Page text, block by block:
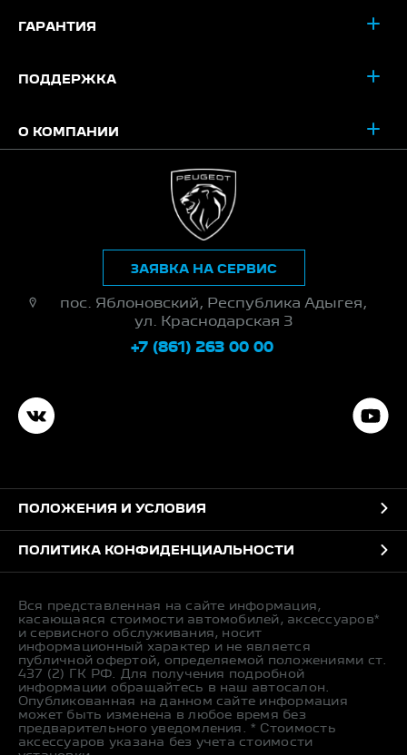
ГАРАНТИЯ
ПОДДЕРЖКА
О КОМПАНИИ
пос. Яблоновский, Республика Адыгея,
ул. Краснодарская 3
+7 (861) 263 00 00
ЗАЯВКА НА СЕРВИС
ПОЛОЖЕНИЯ И УСЛОВИЯ
ПОЛИТИКА КОНФИДЕНЦИАЛЬНОСТИ
Вся представленная на сайте информация,
касающаяся стоимости автомобилей, аксессуаров*
и сервисного обслуживания, носит
информационный характер и не является
публичной офертой, определяемой положениями ст.
437 (2) ГК РФ. Для получения подробной
информации обращайтесь в наш автосалон.
Опубликованная на данном сайте информация
может быть изменена в любое время без
предварительного уведомления. * Стоимость
аксессуаров указана без учета стоимости